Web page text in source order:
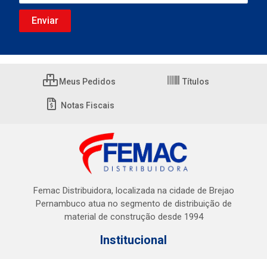
Meus Pedidos Títulos
Notas Fiscais
Femac Distribuidora, localizada na cidade de Brejao
Pernambuco atua no segmento de distribuição de
material de construção desde 1994
Institucional